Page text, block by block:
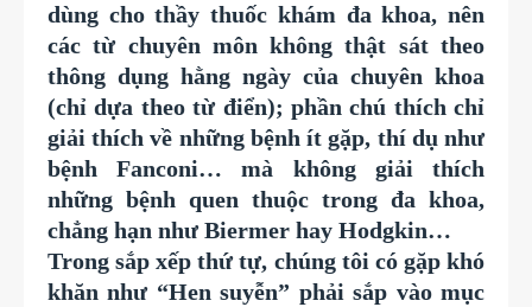
dùng cho thầy thuốc khám đa khoa, nên
các từ chuyên môn không thật sát theo
thông dụng hằng ngày của chuyên khoa
(chỉ dựa theo từ điển); phần chú thích chỉ
giải thích về những bệnh ít gặp, thí dụ như
bệnh Fanconi… mà không giải thích
những bệnh quen thuộc trong đa khoa,
chẳng hạn như Biermer hay Hodgkin…
Trong sắp xếp thứ tự, chúng tôi có gặp khó
khăn như “Hen suyễn” phải sắp vào mục